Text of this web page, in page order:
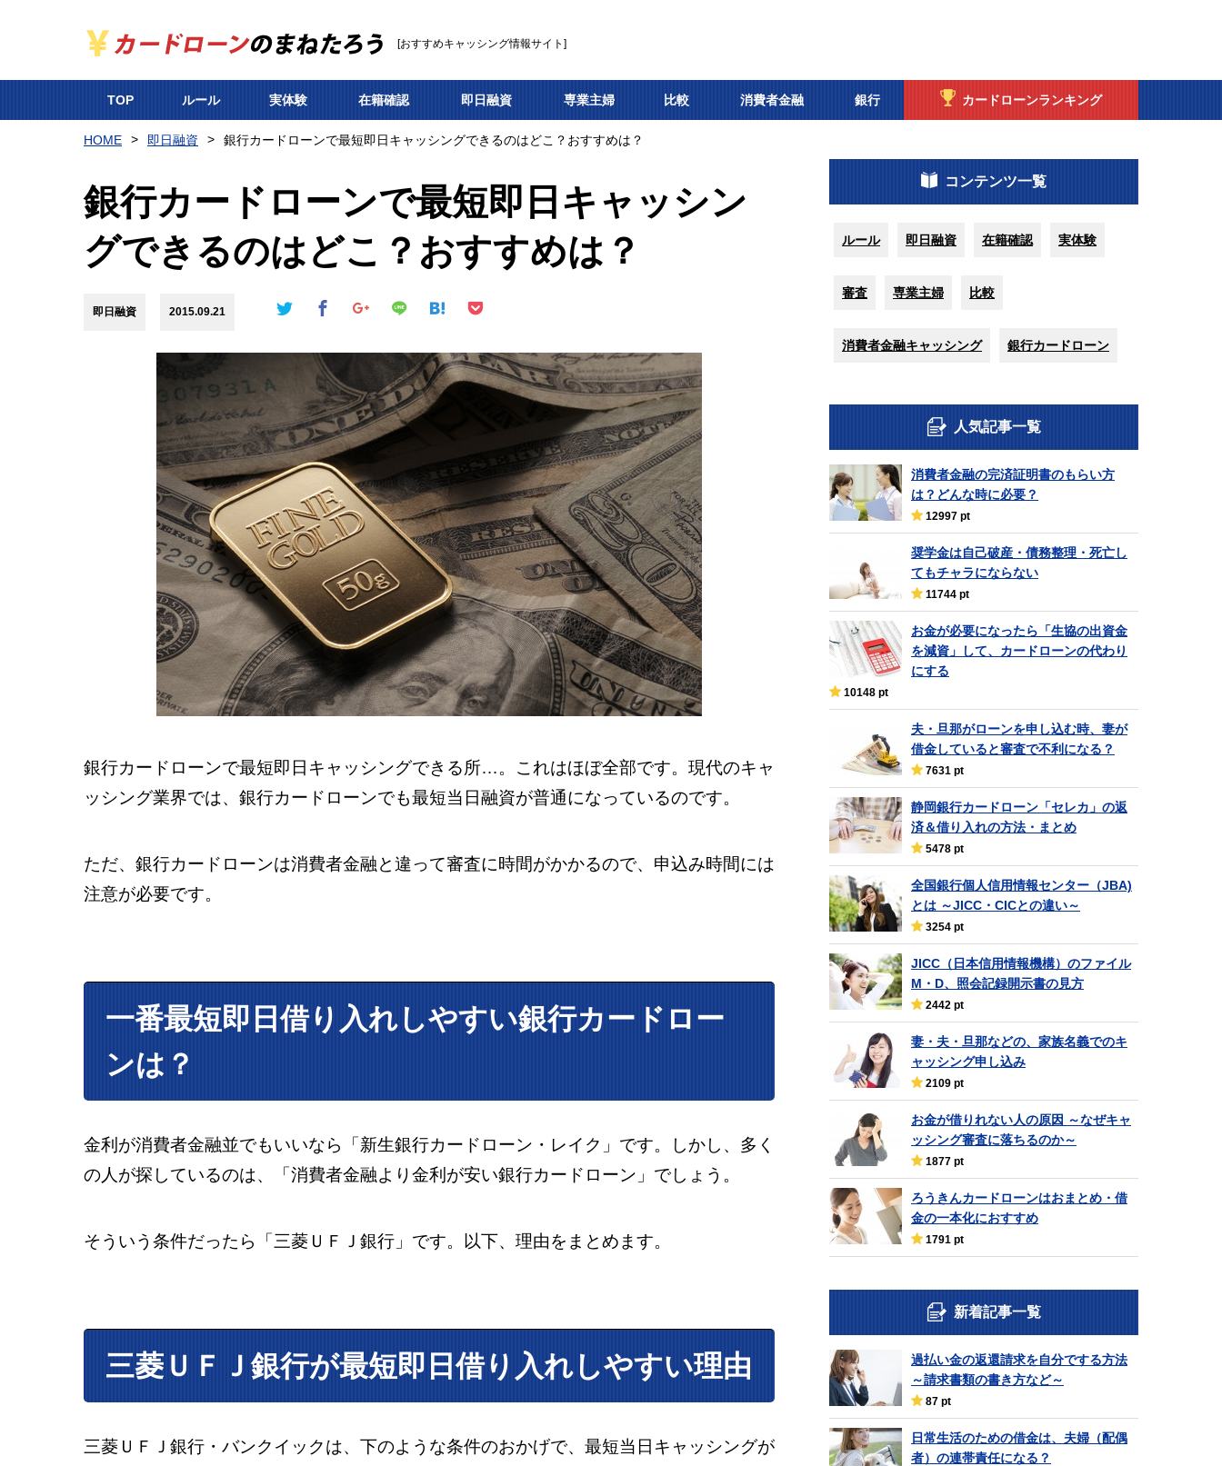
[おすすめキャッシング情報サイト]
TOP ルール 実体験 在籍確認 即日融資 専業主婦 比較 消費者金融 銀行 カードローンランキング
HOME 即日融資 銀行カードローンで最短即日キャッシングできるのはどこ？おすすめは？
銀行カードローンで最短即日キャッシン
グできるのはどこ？おすすめは？
即日融資 2015.09.21
銀行カードローンで最短即日キャッシングできる所…。これはほぼ全部です。現代のキャ
ッシング業界では、銀行カードローンでも最短当日融資が普通になっているのです。
ただ、銀行カードローンは消費者金融と違って審査に時間がかかるので、申込み時間には
注意が必要です。
一番最短即日借り入れしやすい銀行カードロー
ンは？
金利が消費者金融並でもいいなら「新生銀行カードローン・レイク」です。しかし、多く
の人が探しているのは、「消費者金融より金利が安い銀行カードローン」でしょう。
そういう条件だったら「三菱ＵＦＪ銀行」です。以下、理由をまとめます。
三菱ＵＦＪ銀行が最短即日借り入れしやすい理由
三菱ＵＦＪ銀行・バンクイックは、下のような条件のおかげで、最短当日キャッシングが
コンテンツ一覧
ルール 即日融資 在籍確認 実体験
審査 専業主婦 比較
消費者金融キャッシング 銀行カードローン
人気記事一覧
消費者金融の完済証明書のもらい方
は？どんな時に必要？
12997 pt
奨学金は自己破産・債務整理・死亡し
てもチャラにならない
11744 pt
お金が必要になったら「生協の出資金
を減資」して、カードローンの代わり
にする
10148 pt
夫・旦那がローンを申し込む時、妻が
借金していると審査で不利になる？
7631 pt
静岡銀行カードローン「セレカ」の返
済＆借り入れの方法・まとめ
5478 pt
全国銀行個人信用情報センター（JBA)
とは ～JICC・CICとの違い～
3254 pt
JICC（日本信用情報機構）のファイル
M・D、照会記録開示書の見方
2442 pt
妻・夫・旦那などの、家族名義でのキ
ャッシング申し込み
2109 pt
お金が借りれない人の原因 ～なぜキャ
ッシング審査に落ちるのか～
1877 pt
ろうきんカードローンはおまとめ・借
金の一本化におすすめ
1791 pt
新着記事一覧
過払い金の返還請求を自分でする方法
～請求書類の書き方など～
87 pt
日常生活のための借金は、夫婦（配偶
者）の連帯責任になる？